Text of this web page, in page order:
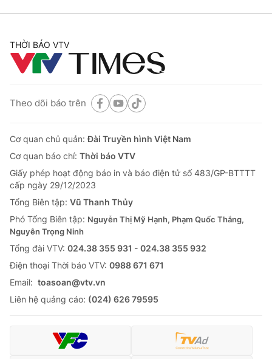
THỜI BÁO VTV
Theo dõi báo trên
Cơ quan chủ quản:Đài Truyền hình Việt Nam
Cơ quan báo chí: Thời báo VTV
Giấy phép hoạt động báo in và báo điện tử số 483/GP-BTTTT
cấp ngày 29/12/2023
Tổng Biên tập: Vũ Thanh Thủy
Phó Tổng Biên tập: Nguyễn Thị Mỹ Hạnh, Phạm Quốc Thắng,
Nguyễn Trọng Ninh
Tổng đài VTV: 024.38 355 931 - 024.38 355 932
Ðiện thoại Thời báo VTV: 0988 671 671
Email: toasoan@vtv.vn
Liên hệ quảng cáo: (024) 626 79595